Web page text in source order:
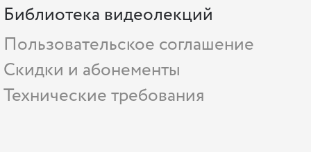
Библиотека видеолекций
Пользовательское соглашение
Скидки и абонементы
Технические требования